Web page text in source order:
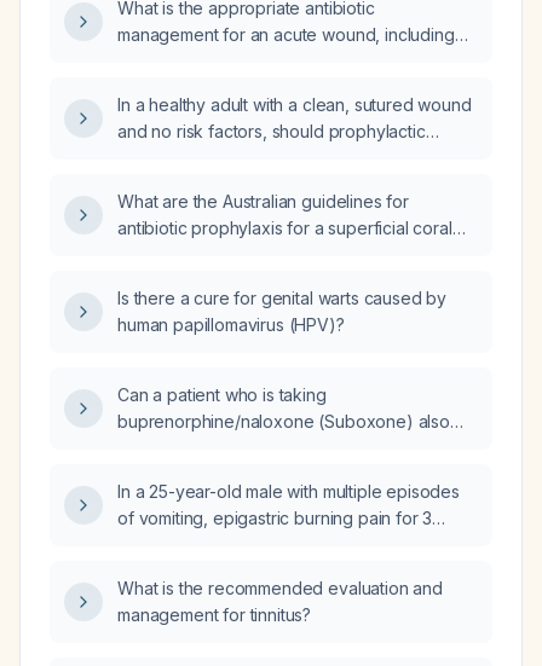
What is the appropriate antibiotic
management for an acute wound, including
In a healthy adult with a clean, sutured wound
and no risk factors, should prophylactic
What are the Australian guidelines for
antibiotic prophylaxis for a superficial coral
and alternative agents and tetanus
considerations?
Is there a cure for genital warts caused by
human papillomavirus (HPV)?
Can a patient who is taking
buprenorphine/naloxone (Suboxone) also
In a 25-year-old male with multiple episodes
of vomiting, epigastric burning pain for 3
days, has normal bowel movements, and
normal complete blood count and liver
What is the recommended evaluation and
management for tinnitus?